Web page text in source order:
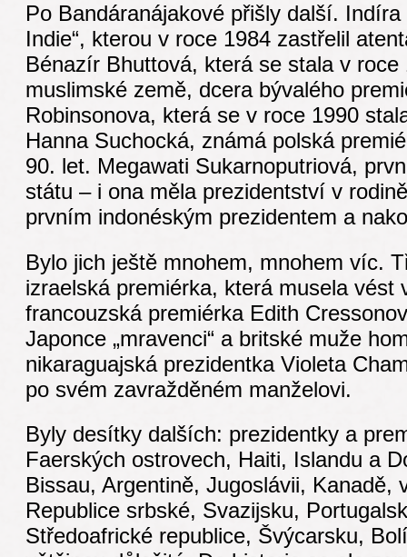
Po Bandáranájakové přišly další.
Indie“, kterou v roce 1984 zastřelil
Bénazír Bhuttová, která se stala v
muslimské země, dcera bývalého
Robinsonova, která se v roce 1990
Hanna Suchocká, známá polská
90. let. Megawati Sukarnoputriová,
státu – i ona měla prezidentství v
prvním indonéským prezidentem a
Bylo jich ještě mnohem, mnohem víc.
izraelská premiérka, která musela vést
francouzská premiérka Edith
Japonce „mravenci“ a britské muže
nikaraguajská prezidentka Violeta
po svém zavražděném manželovi.
Byly desítky dalších: prezidentky a
Faerských ostrovech, Haiti, Islandu a
Bissau, Argentině, Jugoslávii, Kanadě,
Republice srbské, Svazijsku,
Středoafrické republice, Švýcarsku,